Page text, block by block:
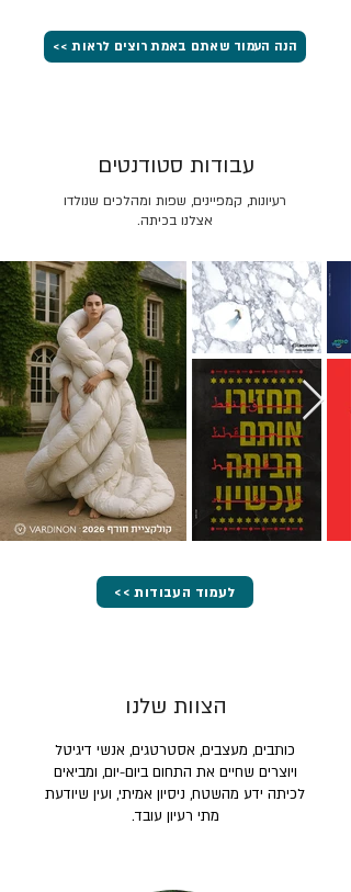
הנה העמוד שאתם באמת רוצים לראות >>
רעיונות, קמפיינים, שפות ומהלכים שנולדו
אצלנו בכיתה.
עבודות סטודנטים
<< לעמוד העבודות
הצוות שלנו
כותבים, מעצבים, אסטרטגים, אנשי דיגיטל
ויוצרים שחיים את התחום ביום-יום, ומביאים
לכיתה ידע מהשטח, ניסיון אמיתי, ועין שיודעת
מתי רעיון עובד.